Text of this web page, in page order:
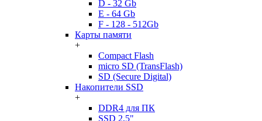
D - 32 Gb
E - 64 Gb
F - 128 - 512Gb
Карты памяти
+
Compact Flash
micro SD (TransFlash)
SD (Secure Digital)
Накопители SSD
+
DDR4 для ПК
SSD 2,5"